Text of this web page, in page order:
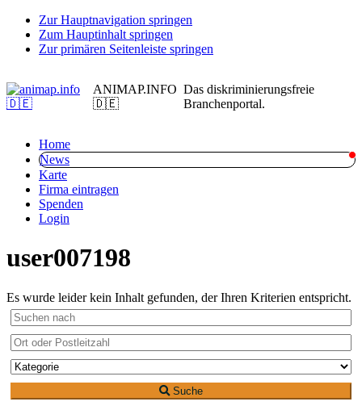
Zur Hauptnavigation springen
Zum Hauptinhalt springen
Zur primären Seitenleiste springen
ANIMAP.INFO
🇩🇪
Das diskriminierungsfreie
Branchenportal.
Home
News
Karte
Firma eintragen
Spenden
Login
user007198
Es wurde leider kein Inhalt gefunden, der Ihren Kriterien entspricht.
Suche